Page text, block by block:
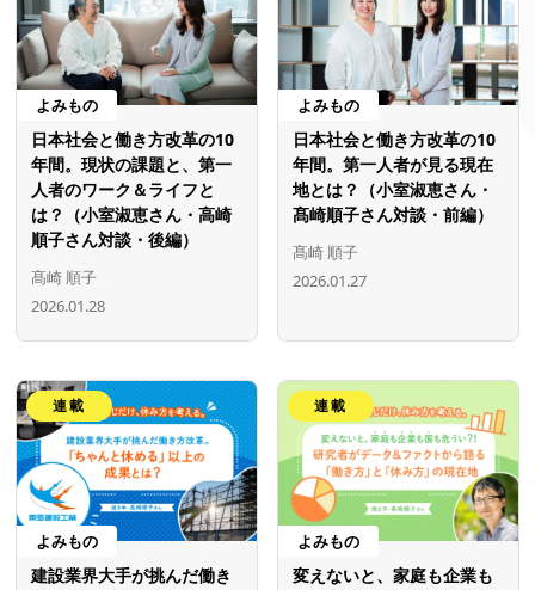
よみもの
日本社会と働き方改革の10
年間。現状の課題と、第一
人者のワーク＆ライフと
は？（小室淑恵さん・高崎
順子さん対談・後編）
髙崎 順子
2026.01.28
よみもの
日本社会と働き方改革の10
年間。第一人者が見る現在
地とは？（小室淑恵さん・
髙崎順子さん対談・前編）
髙崎 順子
2026.01.27
連載
よみもの
建設業界大手が挑んだ働き
連載
よみもの
変えないと、家庭も企業も